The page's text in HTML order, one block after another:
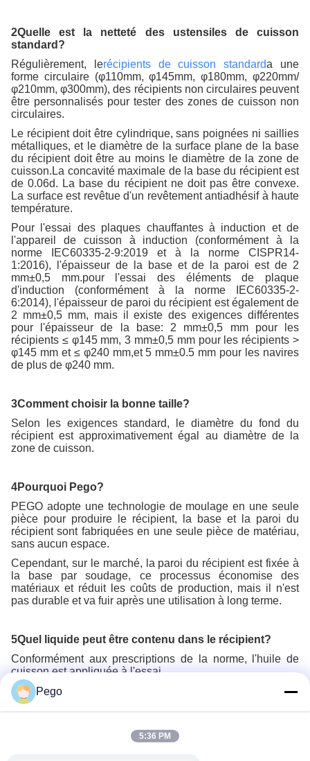
2Quelle est la netteté des ustensiles de cuisson
standard?
Régulièrement, lerécipients de cuisson standarda une
forme circulaire (φ110mm, φ145mm, φ180mm, φ220mm/
φ210mm, φ300mm), des récipients non circulaires peuvent
être personnalisés pour tester des zones de cuisson non
circulaires.
Le récipient doit être cylindrique, sans poignées ni saillies
métalliques, et le diamètre de la surface plane de la base
du récipient doit être au moins le diamètre de la zone de
cuisson.La concavité maximale de la base du récipient est
de 0.06d. La base du récipient ne doit pas être convexe.
La surface est revêtue d'un revêtement antiadhésif à haute
température.
Pour l'essai des plaques chauffantes à induction et de
l'appareil de cuisson à induction (conformément à la
norme IEC60335-2-9:2019 et à la norme CISPR14-
1:2016), l'épaisseur de la base et de la paroi est de 2
mm±0,5 mm.pour l'essai des éléments de plaque
d'induction (conformément à la norme IEC60335-2-
6:2014), l'épaisseur de paroi du récipient est également de
2 mm±0,5 mm, mais il existe des exigences différentes
pour l'épaisseur de la base: 2 mm±0,5 mm pour les
récipients ≤ φ145 mm, 3 mm±0,5 mm pour les récipients >
φ145 mm et ≤ φ240 mm,et 5 mm±0.5 mm pour les navires
de plus de φ240 mm.
3Comment choisir la bonne taille?
Selon les exigences standard, le diamètre du fond du
récipient est approximativement égal au diamètre de la
zone de cuisson.
4Pourquoi Pego?
PEGO adopte une technologie de moulage en une seule
pièce pour produire le récipient, la base et la paroi du
récipient sont fabriquées en une seule pièce de matériau,
sans aucun espace.
Cependant, sur le marché, la paroi du récipient est fixée à
la base par soudage, ce processus économise des
matériaux et réduit les coûts de production, mais il n'est
pas durable et va fuir après une utilisation à long terme.
5Quel liquide peut être contenu dans le récipient?
Conformément aux prescriptions de la norme, l'huile de
cuisson est appliquée à l'essai.
Recommended Products
Pego
5:36 PM